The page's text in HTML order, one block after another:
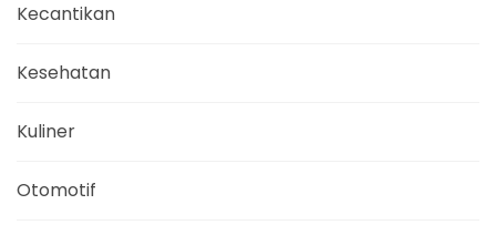
Kecantikan
Kesehatan
Kuliner
Otomotif